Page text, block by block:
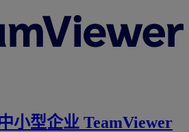
小型企业 TeamViewer